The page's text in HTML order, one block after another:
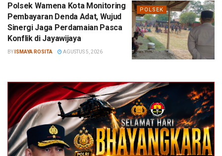
POLSEK
Polsek Wamena Kota Monitoring
Pembayaran Denda Adat, Wujud
Sinergi Jaga Perdamaian Pasca
Konflik di Jayawijaya
BY ISMAYA ROSITA AGUSTUS 5, 2026